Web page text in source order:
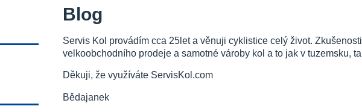
Blog
Servis Kol provádím cca 25let a věnuji cyklistice celý život.
velkoobchodního prodeje a samotné vároby kol a to jak v tuzemsku,
Děkuji, že využíváte ServisKol.com
Bědajanek